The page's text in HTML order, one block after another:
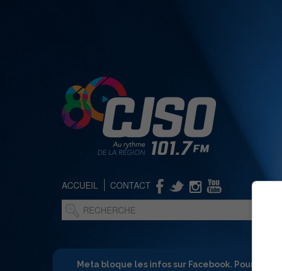
ACCUEIL CONTACT
Meta bloque les infos sur Facebook. Pour ne